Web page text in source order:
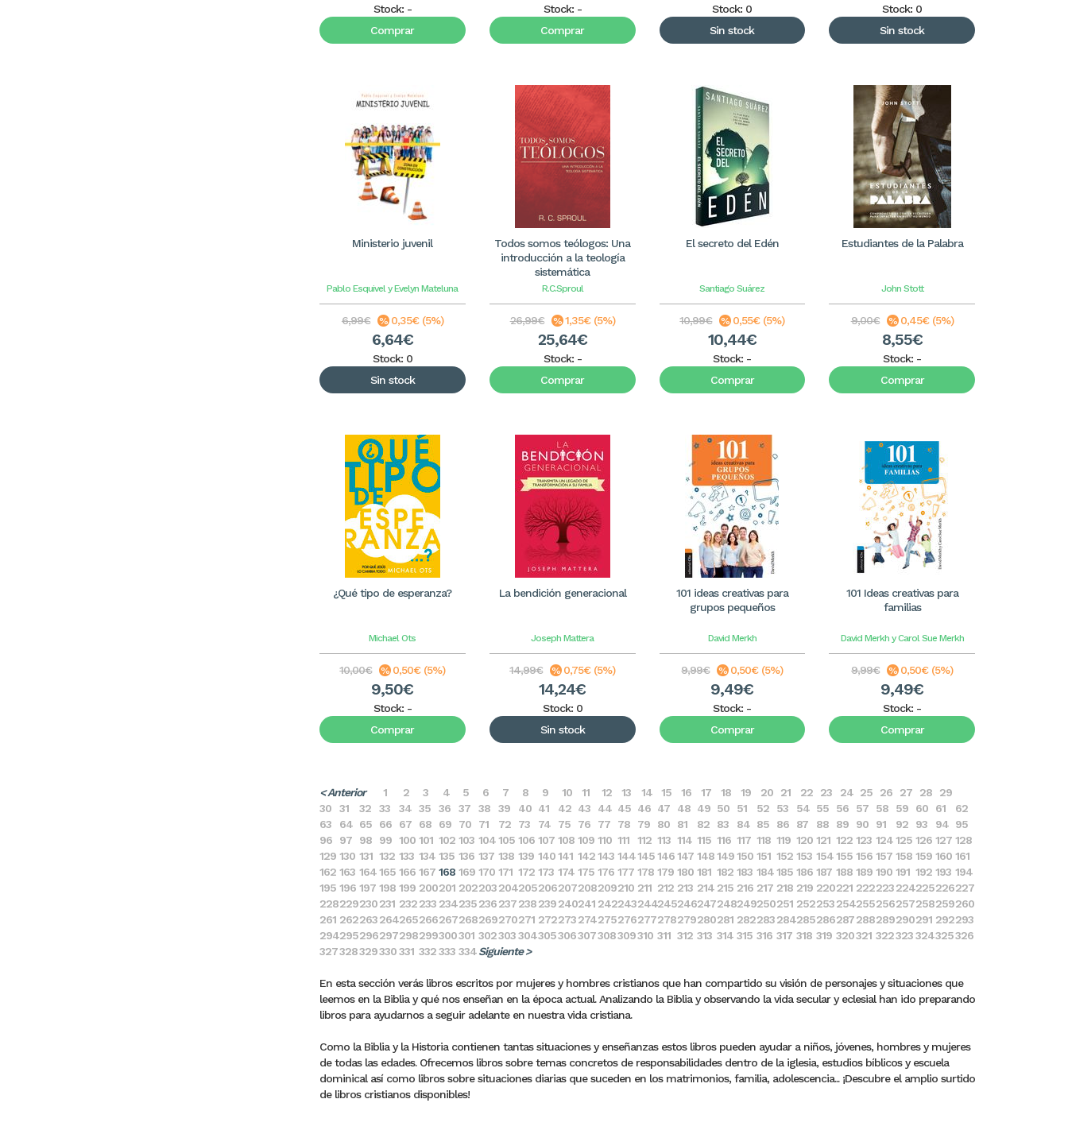
Stock: -
Comprar
Stock: -
Comprar
Stock: 0
Sin stock
Stock: 0
Sin stock
Ministerio juvenil
Pablo Esquivel y Evelyn Mateluna
6,99€ 0,35€ (5%)
6,64€
Stock: 0
Sin stock
Todos somos teólogos: Una
introducción a la teología
sistemática
R.C.Sproul
26,99€ 1,35€ (5%)
25,64€
Stock: -
Comprar
El secreto del Edén
Santiago Suárez
10,99€ 0,55€ (5%)
10,44€
Stock: -
Comprar
Estudiantes de la Palabra
John Stott
9,00€ 0,45€ (5%)
8,55€
Stock: -
Comprar
¿Qué tipo de esperanza?
Michael Ots
10,00€ 0,50€ (5%)
9,50€
Stock: -
Comprar
La bendición generacional
Joseph Mattera
14,99€ 0,75€ (5%)
14,24€
Stock: 0
Sin stock
101 ideas creativas para
grupos pequeños
David Merkh
9,99€ 0,50€ (5%)
9,49€
Stock: -
Comprar
101 Ideas creativas para
familias
David Merkh y Carol Sue Merkh
9,99€ 0,50€ (5%)
9,49€
Stock: -
Comprar
< Anterior 1 2 3 4 5 6 7 8 9 10 11 12 13 14 15 16 17 18 19 20 21 22 23 24 25 26 27 28
29
30
31 32 33 34 35 36 37 38 39 40 41 42 43 44 45 46 47 48 49 50 51 52 53 54 55 56 57 58 59 60 61
62
63
64 65 66 67 68 69 70 71 72 73 74 75 76 77 78 79 80 81 82 83 84 85 86 87 88 89 90 91 92 93 94 95
96
97 98 99 100 101 102 103 104105 106 107 108 109 110 111 112 113 114 115 116 117 118 119 120 121 122 123 124125 126 127 128
129 130 131 132 133 134 135 136 137 138 139 140141 142143 144145146147 148149150 151 152 153 154155 156 157 158 159 160 161
162 163 164165 166 167 168 169 170 171 172 173 174 175 176 177 178 179 180 181 182 183 184185 186 187 188 189 190 191 192 193 194
195 196 197 198 199 200201 202203204205206207208209210 211 212 213 214 215 216 217 218 219 220221 222223224225226227
228229230231 232233 234235236237238239240241 242243244245246247248249250251 252253254255256257258259260
261 262263264265266267268269270271 272273274275276277278279280281 282283284285286287288289290291 292293
294295296297298299300301 302303304305306307308309310 311 312 313 314 315 316 317 318 319 320321 322323324325326
327328329330331 332333 334Siguiente >
En esta sección verás libros escritos por mujeres y hombres cristianos que han compartido su visión de personajes y situaciones que
leemos en la Biblia y qué nos enseñan en la época actual. Analizando la Biblia y observando la vida secular y eclesial han ido preparando
libros para ayudarnos a seguir adelante en nuestra vida cristiana.
Como la Biblia y la Historia contienen tantas situaciones y enseñanzas estos libros pueden ayudar a niños, jóvenes, hombres y mujeres
de todas las edades. Ofrecemos libros sobre temas concretos de responsabilidades dentro de la iglesia, estudios bíblicos y escuela
dominical así como libros sobre situaciones diarias que suceden en los matrimonios, familia, adolescencia... ¡Descubre el amplio surtido
de libros cristianos disponibles!